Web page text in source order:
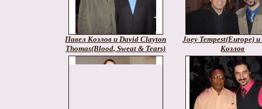
Павел Козлов и David Clayton
Thomas(Blood, Sweat & Tears)
Joey Tempest(Europe)
Козлов